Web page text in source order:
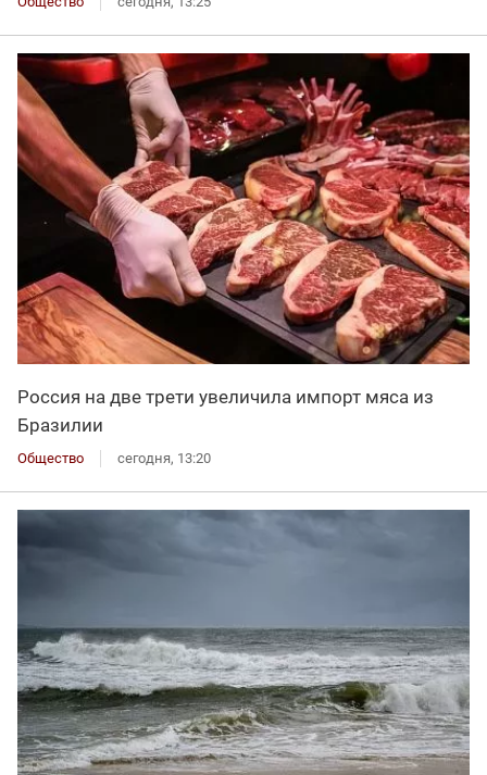
Россия на две трети увеличила импорт мяса из
Бразилии
Общество сегодня, 13:20